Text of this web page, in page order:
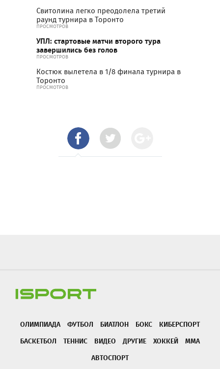
Свитолина легко преодолела третий
раунд турнира в Торонто
ПРОСМОТРОВ
УПЛ: стартовые матчи второго тура
завершились без голов
ПРОСМОТРОВ
Костюк вылетела в 1/8 финала турнира в
Торонто
ПРОСМОТРОВ
ОЛИМПИАДА ФУТБОЛ БИАТЛОН БОКС
КИБЕРСПОРТ
БАСКЕТБОЛ
ТЕННИС ВИДЕО ДРУГИЕ ХОККЕЙ
ММА
АВТОСПОРТ